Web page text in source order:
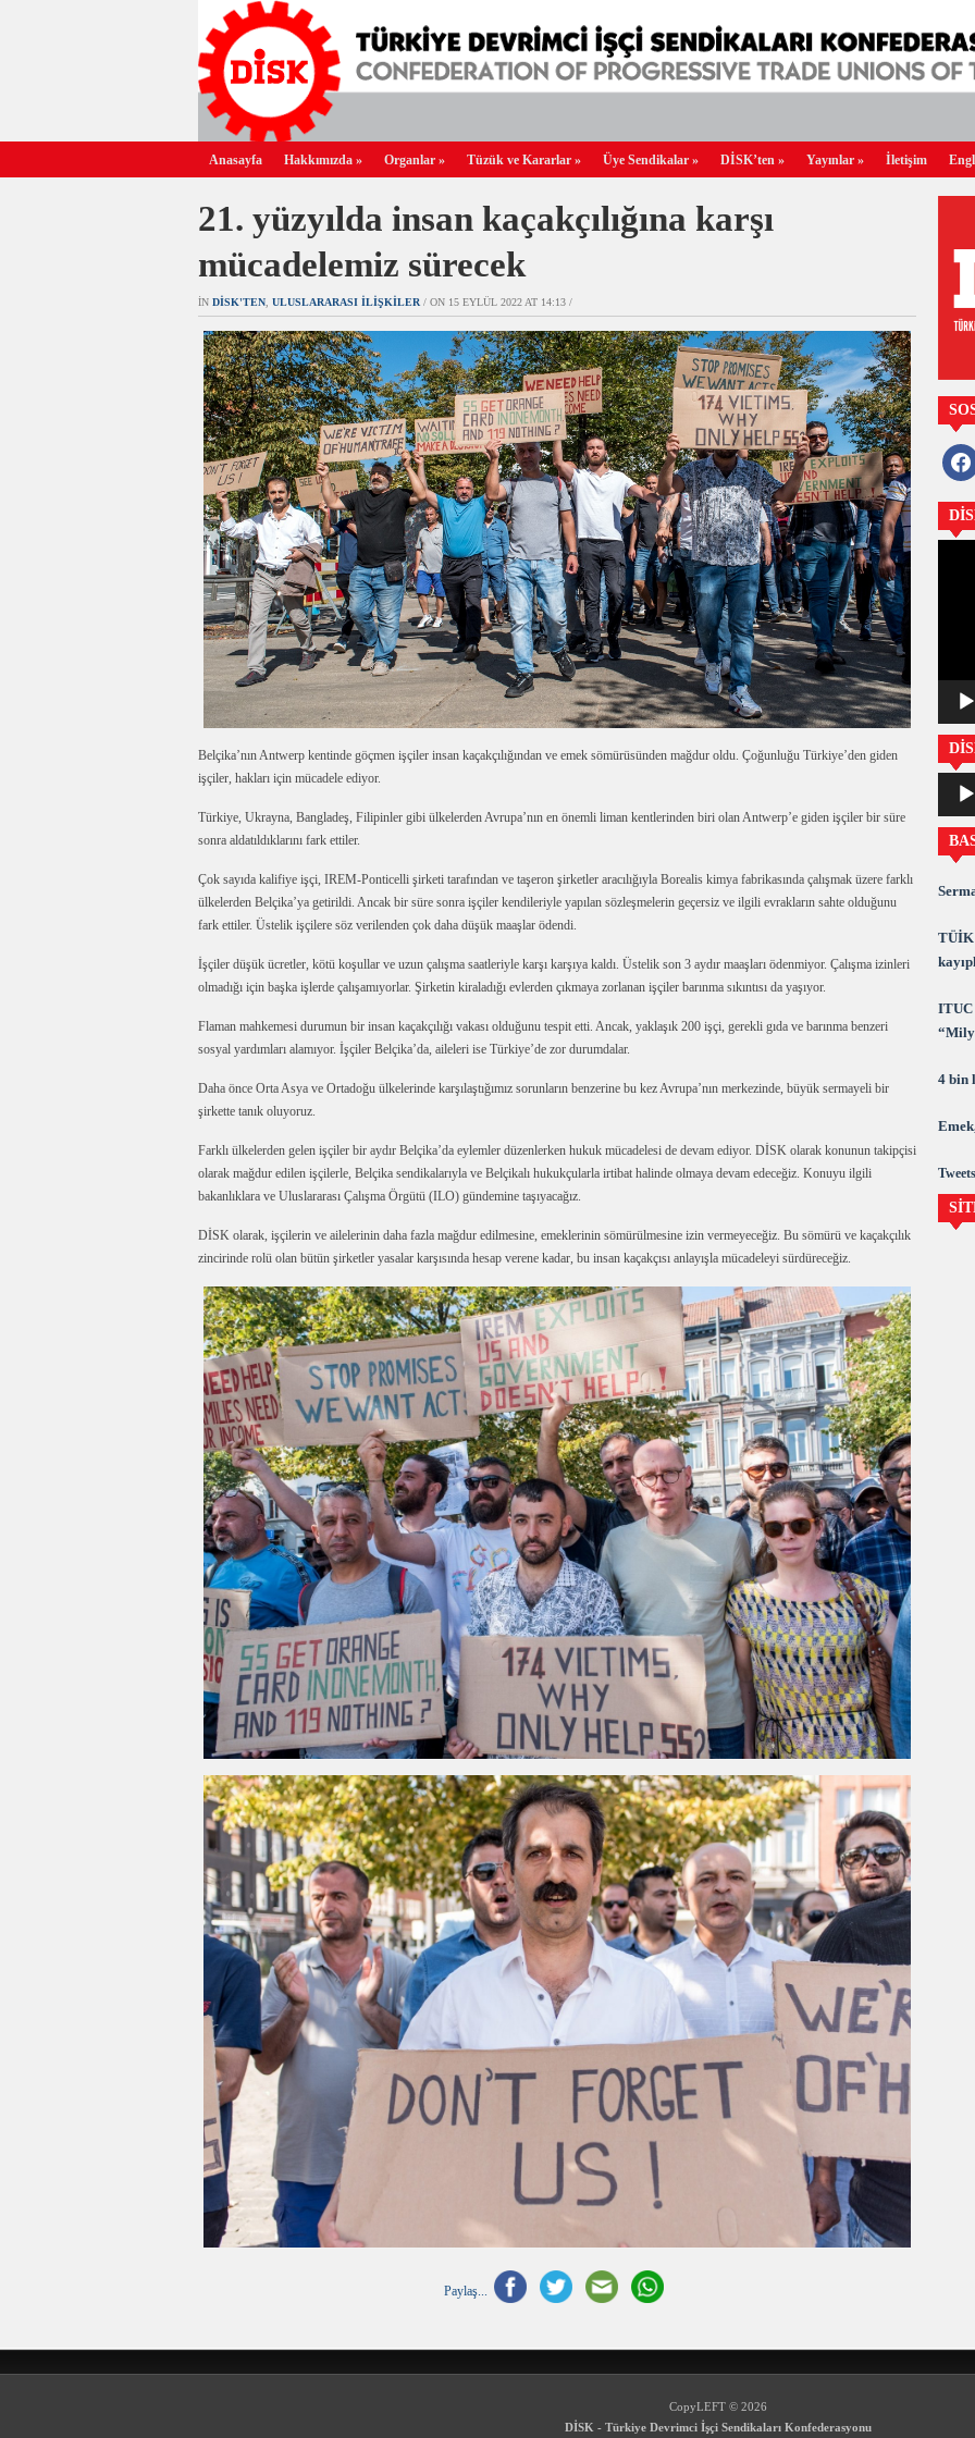
Anasayfa Hakkımızda » Organlar » Tüzük ve Kararlar » Üye Sendikalar » DİSK’ten » Yayınlar » İletişim
21. yüzyılda insan kaçakçılığına karşı
mücadelemiz sürecek
IN DİSK'TEN ULUSLARARASI İLIŞKILER / ON 15 EYLÜL 2022 AT 14:13 /
Belçika’nın Antwerp kentinde göçmen işçiler insan kaçakçılığından ve emek sömürüsünden mağdur oldu. Çoğunluğu Türkiye’den giden
işçiler, hakları için mücadele ediyor.
Türkiye, Ukrayna, Bangladeş, Filipinler gibi ülkelerden Avrupa’nın en önemli liman kentlerinden biri olan Antwerp’e giden işçiler bir süre
sonra aldatıldıklarını fark ettiler.
Çok sayıda kalifiye işçi, IREM-Ponticelli şirketi tarafından ve taşeron şirketler aracılığıyla Borealis kimya fabrikasında çalışmak üzere farklı
ülkelerden Belçika’ya getirildi. Ancak bir süre sonra işçiler kendileriyle yapılan sözleşmelerin geçersiz ve ilgili evrakların sahte olduğunu
fark ettiler. Üstelik işçilere söz verilenden çok daha düşük maaşlar ödendi.
İşçiler düşük ücretler, kötü koşullar ve uzun çalışma saatleriyle karşı karşıya kaldı. Üstelik son 3 aydır maaşları ödenmiyor. Çalışma izinleri
olmadığı için başka işlerde çalışamıyorlar. Şirketin kiraladığı evlerden çıkmaya zorlanan işçiler barınma sıkıntısı da yaşıyor.
Flaman mahkemesi durumun bir insan kaçakçılığı vakası olduğunu tespit etti. Ancak, yaklaşık 200 işçi, gerekli gıda ve barınma benzeri
sosyal yardımları alamıyor. İşçiler Belçika’da, aileleri ise Türkiye’de zor durumdalar.
Daha önce Orta Asya ve Ortadoğu ülkelerinde karşılaştığımız sorunların benzerine bu kez Avrupa’nın merkezinde, büyük sermayeli bir
şirkette tanık oluyoruz.
Farklı ülkelerden gelen işçiler bir aydır Belçika’da eylemler düzenlerken hukuk mücadelesi de devam ediyor. DİSK olarak konunun takipçisi
olarak mağdur edilen işçilerle, Belçika sendikalarıyla ve Belçikalı hukukçularla irtibat halinde olmaya devam edeceğiz. Konuyu ilgili
bakanlıklara ve Uluslararası Çalışma Örgütü (ILO) gündemine taşıyacağız.
DİSK olarak, işçilerin ve ailelerinin daha fazla mağdur edilmesine, emeklerinin sömürülmesine izin vermeyeceğiz. Bu sömürü ve kaçakçılık
zincirinde rolü olan bütün şirketler yasalar karşısında hesap verene kadar, bu insan kaçakçısı anlayışla mücadeleyi sürdüreceğiz.
Paylaş...
oynatıcı
TÜİK
ITUC
4 bin
CopyLEFT © 2026
DİSK - Türkiye Devrimci İşçi Sendikaları Konfederasyonu